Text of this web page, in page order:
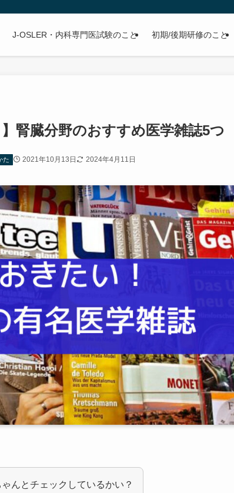
J-OSLER・内科専門医試験のこと 初期/後期研修のこと
腎臓分野のおすすめ医学雑誌5つ
た 2021年10月13日 2024年4月11日
んとチェックしているかい？